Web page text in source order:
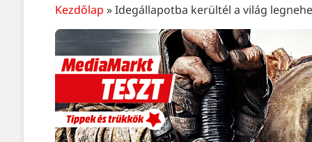
Kezdőlap »Idegállapotba kerültél a világ